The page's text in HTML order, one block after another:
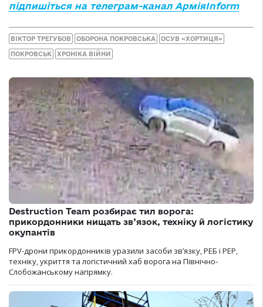
підпишіться на телеграм-канал АрміяInform
ВІКТОР ТРЕГУБОВ ОБОРОНА ПОКРОВСЬКА ОСУВ «ХОРТИЦЯ»
ПОКРОВСЬК ХРОНІКА ВІЙНИ
Destruction Team розбирає тил ворога:
прикордонники нищать зв’язок, техніку й логістику
окупантів
FPV-дрони прикордонників уразили засоби зв’язку, РЕБ і РЕР,
техніку, укриття та логістичний хаб ворога на Північно-
Слобожанському напрямку.